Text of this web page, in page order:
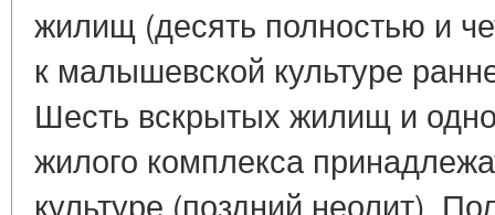
жилищ (десять полностью и
к малышевской культуре
Шесть вскрытых жилищ и
жилого комплекса
культуре (поздний неолит).